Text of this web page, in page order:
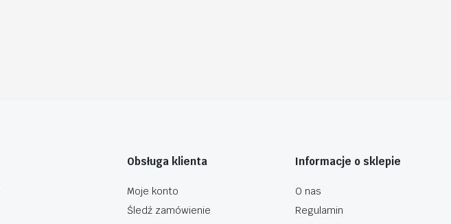
Obsługa klienta
Moje konto
Śledź zamówienie
Informacje o sklepie
O nas
Regulamin